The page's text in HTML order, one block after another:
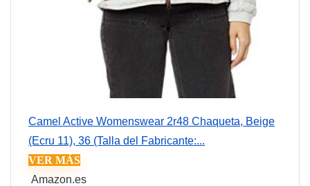
Camel Active Womenswear 2r48 Chaqueta, Beige
(Ecru 11), 36 (Talla del Fabricante:...
VER MÁS
Amazon.es